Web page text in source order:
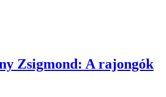
Zsigmond: A rajongók